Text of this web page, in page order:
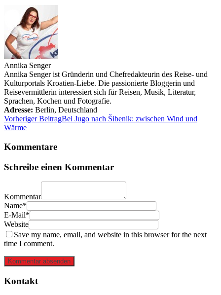
Annika Senger
Annika Senger ist Gründerin und Chefredakteurin des Reise- und
Kulturportals Kroatien-Liebe. Die passionierte Bloggerin und
Reisevermittlerin interessiert sich für Reisen, Musik, Literatur,
Sprachen, Kochen und Fotografie.
Adresse: Berlin, Deutschland
Vorheriger BeitragBei Jugo nach Šibenik: zwischen Wind und
Wärme
Kommentare
Schreibe einen Kommentar
Kommentar
Name*
E-Mail*
Website
Save my name, email, and website in this browser for the next
time I comment.
Kommentar absenden
Kontakt